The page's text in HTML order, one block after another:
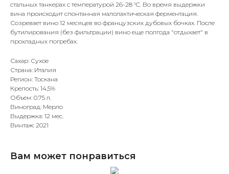
стальных танкерах с температурой 26-28 °C. Во время выдержки
вина происходит спонтанная малолактическая ферментация.
Созревает вино 12 месяцев во французских дубовых бочках. После
бутилирования (без фильтрации) вино еще полгода "отдыхает" в
прохладных погребах.
Сахар: Сухое
Страна: Италия
Регион: Тоскана
Крепость: 14,5%
Объем: 0.75 л.
Виноград: Мерло
Выдержка: 12 мес.
Винтаж: 2021
Вам может понравиться